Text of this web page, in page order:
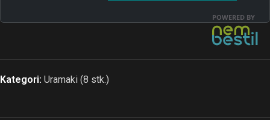
Kategori: Uramaki (8 stk.)